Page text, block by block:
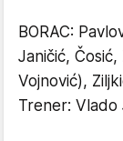
BORAC:
Janičić,
Vojnović),
Trener: Vlado